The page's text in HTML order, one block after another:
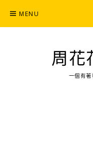
content
MENU
周花
一個有